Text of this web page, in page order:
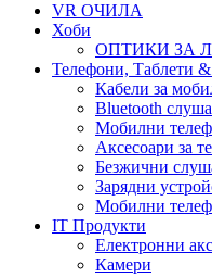
VR ОЧИЛА
Хоби
ОПТИКИ ЗА
Телефони, Таблети
Кабели за
Bluetooth
Мобилни
Аксесоари за
Безжични
Зарядни
Мобилни
IT Продукти
Електронни
Камери